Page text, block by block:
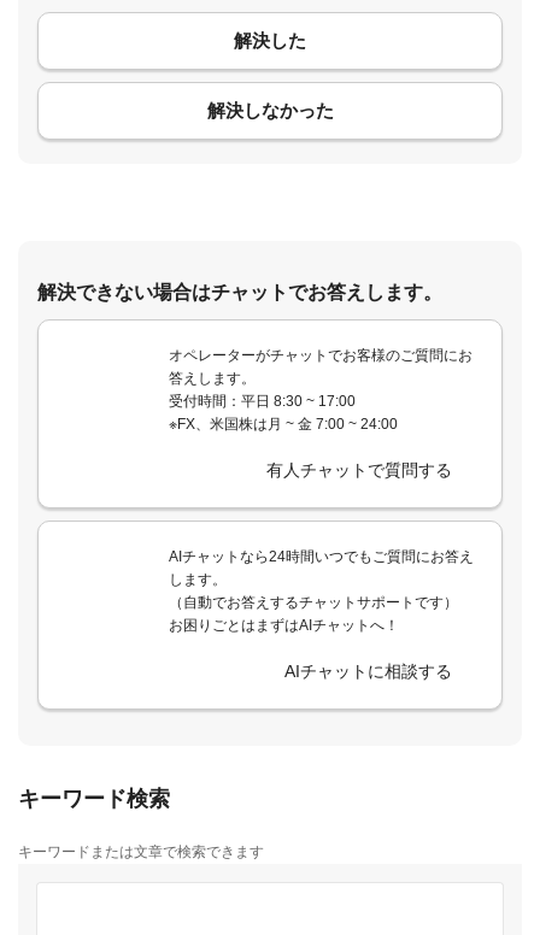
解決した
解決しなかった
コメント
解決できない場合はチャットでお答えします。
オペレーターがチャットでお客様のご質問にお
答えします。
受付時間：平日 8:30 ~ 17:00
※FX、米国株は月 ~ 金 7:00 ~ 24:00
有人チャットで質問する
AIチャットなら24時間いつでもご質問にお答え
します。
（自動でお答えするチャットサポートです）
お困りごとはまずはAIチャットへ！
AIチャットに相談する
キーワード検索
キーワードまたは文章で検索できます